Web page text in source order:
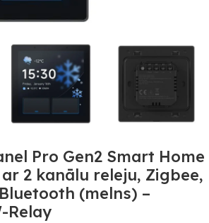
palielinātu
Pro Gen2 Smart Home
2 kanālu releju, Zigbee,
(melns) –
Relay